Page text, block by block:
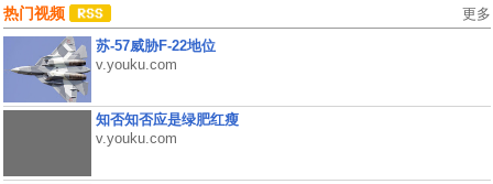
热门视频 更多
苏-57威胁F-22地位
v.youku.com
知否知否应是绿肥红瘦
v.youku.com